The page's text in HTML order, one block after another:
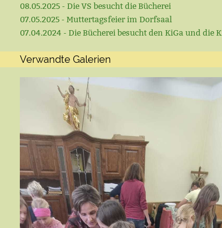
08.05.2025 - Die VS besucht die Bücherei
07.05.2025 - Muttertagsfeier im Dorfsaal
07.04.2024 - Die Bücherei besucht den KiGa und die
Verwandte Galerien